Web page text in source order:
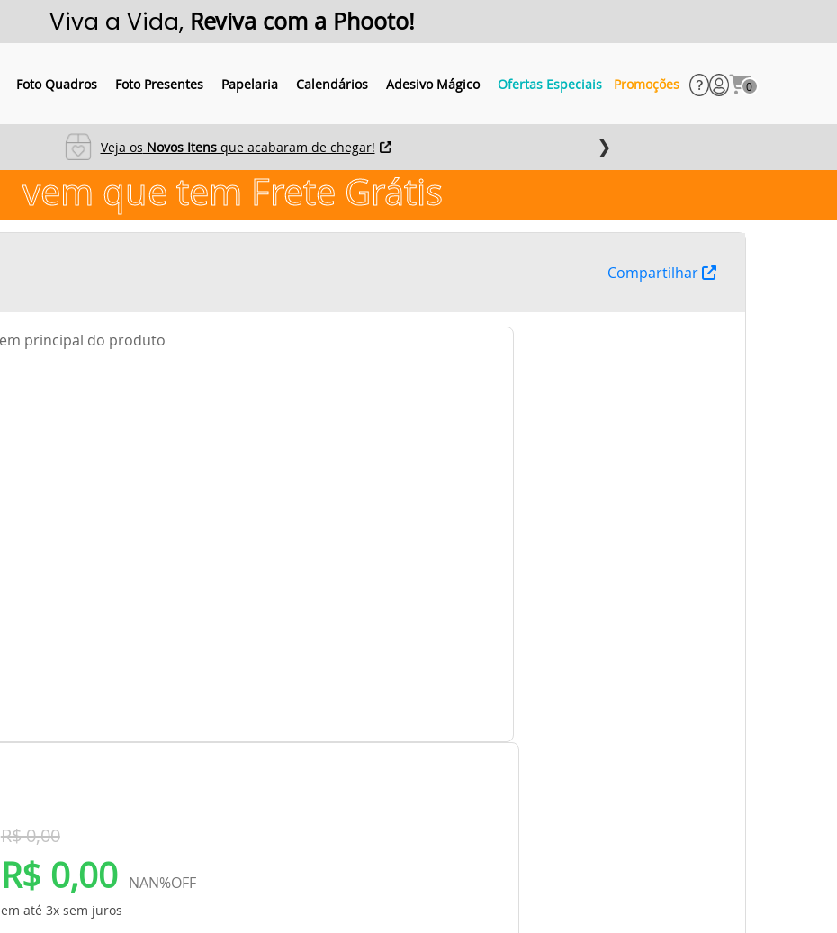
Viva a Vida, Reviva com a Phooto!
Foto Quadros Foto Presentes Papelaria Calendários Adesivo Mágico Ofertas Especiais Promoções 0
Veja os Novos Itens que acabaram de chegar! ❯
vem que tem Frete Grátis
Compartilhar
R$ 0,00
R$ 0,00 NAN%OFF
em até 3x sem juros